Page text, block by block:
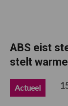
ABS eist
stelt
Actueel